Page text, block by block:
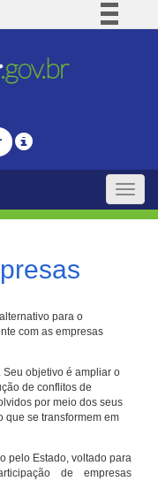
Comunica BR
Legislação
Toggle
para o
com as empresas
Seu objetivo é ampliar o
de conflitos de
por meio dos seus
que se transformem em
pelo Estado, voltado para
de empresas